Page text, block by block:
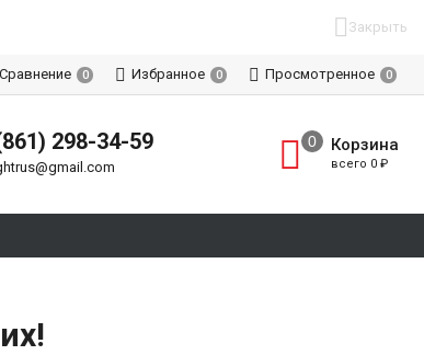
Закрыть
Сравнение 0 Избранное 0 Просмотренное 0
298-34-59 Корзина
всего 0 ₽